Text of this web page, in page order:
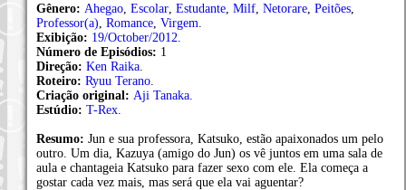
Gênero: Ahegao Escolar Estudante Milf Netorare Peitões
Professor(a) Romance Virgem
Exibição: 19/October/2012
Número de Episódios: 1
Direção: Ken Raika
Roteiro: Ryuu Terano
Criação original: Aji Tanaka
Estúdio: T-Rex
Resumo: Jun e sua professora, Katsuko, estão apaixonados um pelo
outro. Um dia, Kazuya (amigo do Jun) os vê juntos em uma sala de
aula e chantageia Katsuko para fazer sexo com ele. Ela começa a
gostar cada vez mais, mas será que ela vai aguentar?